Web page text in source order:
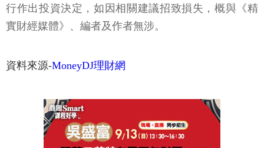
行作出投資決定，如因相關建議招致損失，概與《精
實財經媒體》、編者及作者無涉。
資料來源-MoneyDJ理財網